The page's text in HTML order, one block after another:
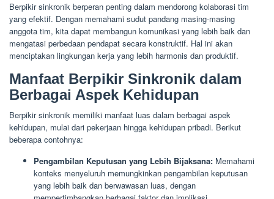
Berpikir sinkronik berperan penting dalam mendorong kolaborasi tim
yang efektif. Dengan memahami sudut pandang masing-masing
anggota tim, kita dapat membangun komunikasi yang lebih baik dan
mengatasi perbedaan pendapat secara konstruktif. Hal ini akan
menciptakan lingkungan kerja yang lebih harmonis dan produktif.
Manfaat Berpikir Sinkronik dalam
Berbagai Aspek Kehidupan
Berpikir sinkronik memiliki manfaat luas dalam berbagai aspek
kehidupan, mulai dari pekerjaan hingga kehidupan pribadi. Berikut
beberapa contohnya:
Pengambilan Keputusan yang Lebih Bijaksana: Memahami
konteks menyeluruh memungkinkan pengambilan keputusan
yang lebih baik dan berwawasan luas, dengan